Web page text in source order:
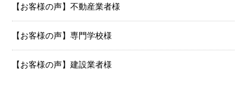
【お客様の声】不動産業者様
【お客様の声】専門学校様
【お客様の声】建設業者様